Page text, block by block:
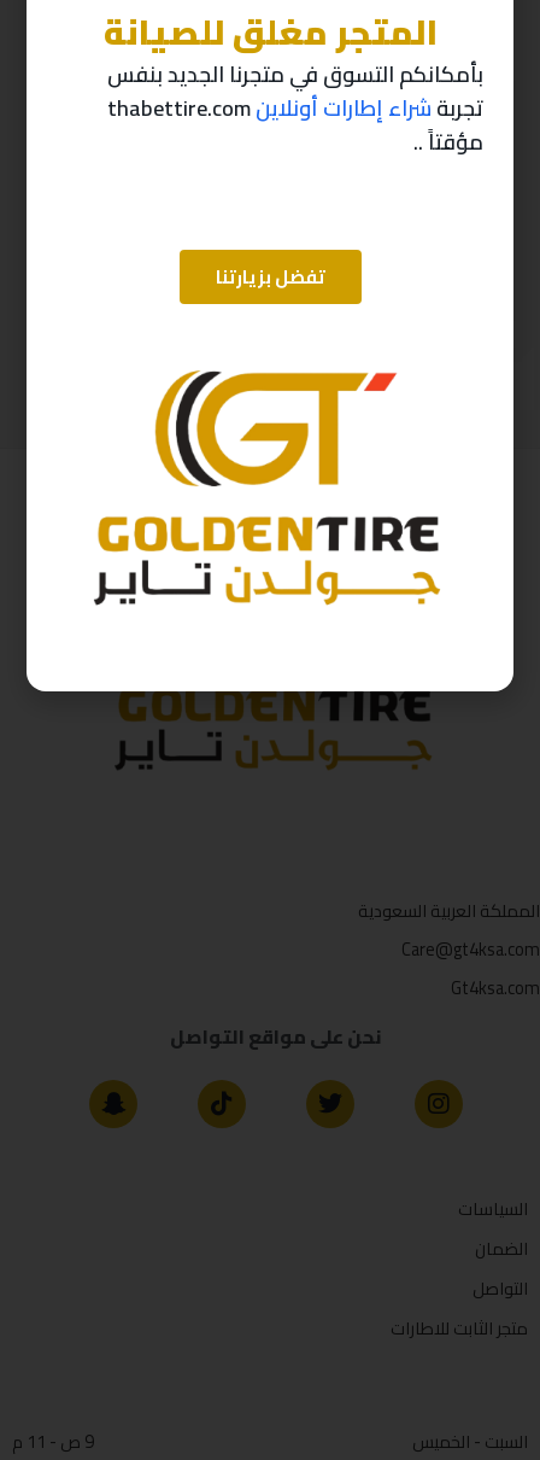
منتجات ذات صله
( شامل الضريبة )
-10%
441ر.س 397
المملكة العربية السعودية
Care@gt4ksa.com
Gt4ksa.com
نحن على مواقع التواصل
السياسات
الضمان
التواصل
متجر الثابت للاطارات
السبت - الخميس
9 ص - 11 م
المتجر مغلق للصيانة
بأمكانكم التسوق في متجرنا الجديد بنفس
تجربةشراء إطارات أونلاينthabettire.com
مؤقتاً ..
تفضل بزيارتنا